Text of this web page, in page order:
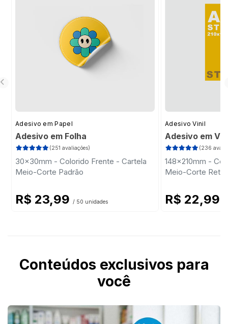
Adesivo em Papel
Adesivo em Folha
(251 avaliações)
30x30mm - Colorido Frente - Cartela
Meio-Corte Padrão
R$ 23,99 / 50 unidades
Adesivo Vinil
Adesivo em
(236
148x210mm -
Meio-Corte
R$ 22,99
Conteúdos exclusivos para
você